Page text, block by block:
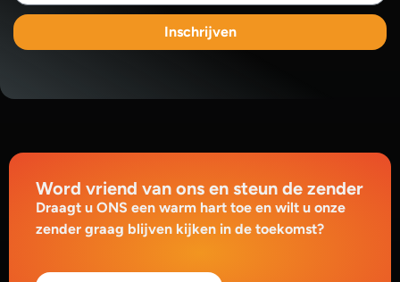
Inschrijven
Word vriend van ons en steun de zender
Draagt u ONS een warm hart toe en wilt u onze
zender graag blijven kijken in de toekomst?